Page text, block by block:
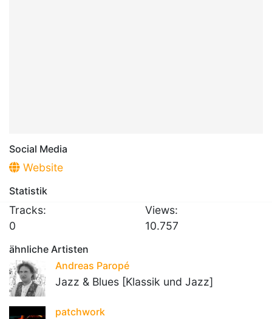
Social Media
Website
Statistik
Tracks:
0
Views:
10.757
ähnliche Artisten
Andreas Paropé
Jazz & Blues [Klassik und Jazz]
patchwork